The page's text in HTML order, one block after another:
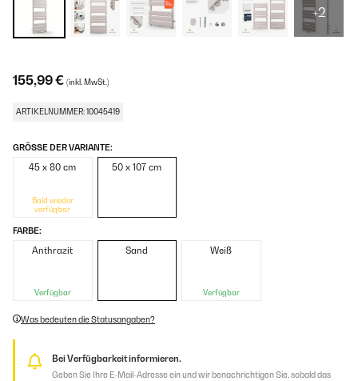
+2
155,99 € (inkl. MwSt.)
ARTIKELNUMMER: 10045419
GRÖSSE DER VARIANTE:
45 x 80 cm
Bald wieder
verfügbar
50 x 107 cm
FARBE:
Anthrazit
Verfügbar
Sand Weiß
Verfügbar
Was bedeuten die Statusangaben?
Bei Verfügbarkeit informieren.
Geben Sie Ihre E-Mail-Adresse ein und wir benachrichtigen Sie, sobald das